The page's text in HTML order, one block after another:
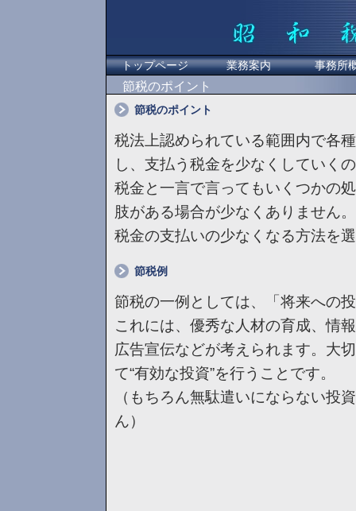
トップページ 業務案内 事務所
節税のポイント
節税のポイント
税法上認められている範囲内で各
し、支払う税金を少なくしていく
税金と一言で言ってもいくつかの
肢がある場合が少なくありません
税金の支払いの少なくなる方法を
節税例
節税の一例としては、「将来への
これには、優秀な人材の育成、情
広告宣伝などが考えられます。大
て“有効な投資”を行うことです。
（もちろん無駄遣いにならない投
ん）